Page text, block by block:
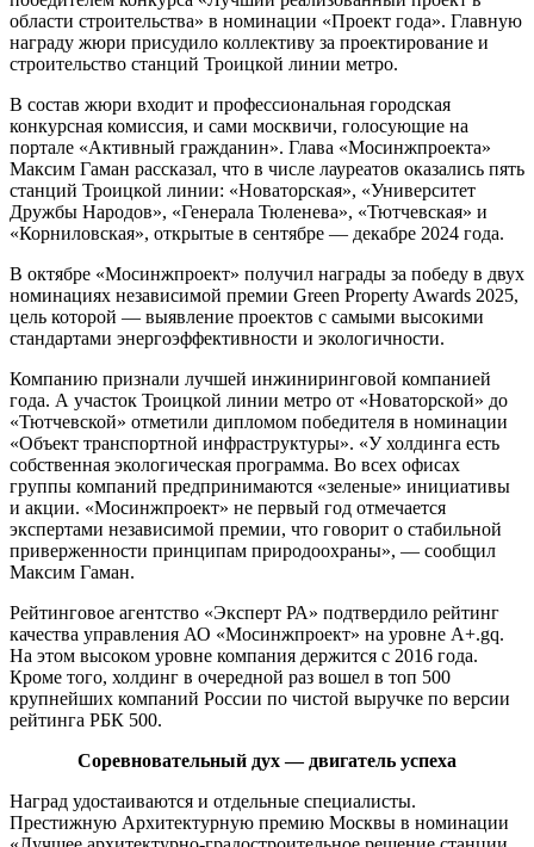
области строительства» в номинации «Проект года». Главную
награду жюри присудило коллективу за проектирование и
строительство станций Троицкой линии метро.
В состав жюри входит и профессиональная городская
конкурсная комиссия, и сами москвичи, голосующие на
портале «Активный гражданин». Глава «Мосинжпроекта»
Максим Гаман рассказал, что в числе лауреатов оказались пять
станций Троицкой линии: «Новаторская», «Университет
Дружбы Народов», «Генерала Тюленева», «Тютчевская» и
«Корниловская», открытые в сентябре — декабре 2024 года.
В октябре «Мосинжпроект» получил награды за победу в двух
номинациях независимой премии Green Property Awards 2025,
цель которой — выявление проектов с самыми высокими
стандартами энергоэффективности и экологичности.
Компанию признали лучшей инжиниринговой компанией
года. А участок Троицкой линии метро от «Новаторской» до
«Тютчевской» отметили дипломом победителя в номинации
«Объект транспортной инфраструктуры». «У холдинга есть
собственная экологическая программа. Во всех офисах
группы компаний предпринимаются «зеленые» инициативы
и акции. «Мосинжпроект» не первый год отмечается
экспертами независимой премии, что говорит о стабильной
приверженности принципам природоохраны», — сообщил
Максим Гаман.
Рейтинговое агентство «Эксперт РА» подтвердило рейтинг
качества управления АО «Мосинжпроект» на уровне А+.gq.
На этом высоком уровне компания держится с 2016 года.
Кроме того, холдинг в очередной раз вошел в топ 500
крупнейших компаний России по чистой выручке по версии
рейтинга РБК 500.
Соревновательный дух — двигатель успеха
Наград удостаиваются и отдельные специалисты.
Престижную Архитектурную премию Москвы в номинации